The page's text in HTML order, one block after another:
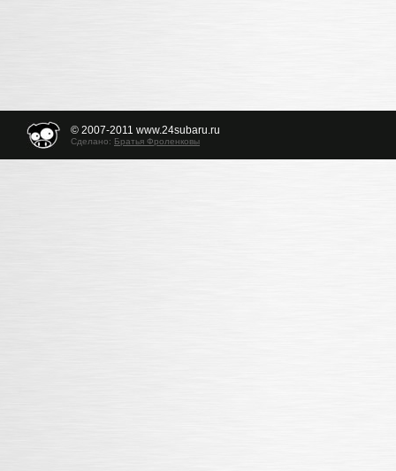
© 2007-2011 www.24subaru.ru
Сделано: Братья Фроленковы